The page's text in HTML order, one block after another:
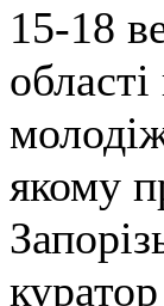
15-18
якому